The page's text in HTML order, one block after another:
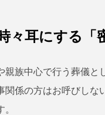
々耳にする「
親族中心で行う葬儀と
関係の方はお呼びし
。